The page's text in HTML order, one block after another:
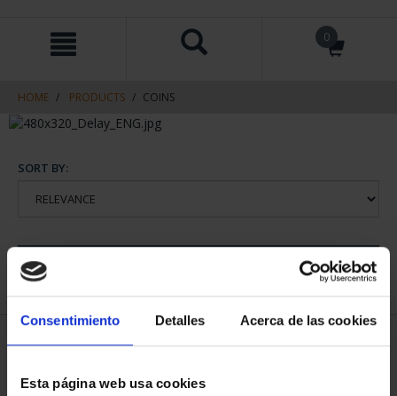
Consentimiento Detalles Acerca de las cookies
Esta página web usa cookies
navigation
0
HOME PRODUCTS COINS
SORT BY:
1 Products found